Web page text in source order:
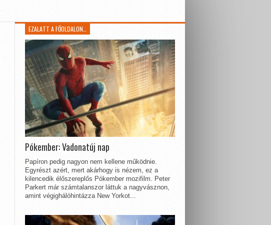
EZALATT A FŐOLDALON…
Pókember: Vadonatúj nap
Papíron pedig nagyon nem kellene működnie.
Egyrészt azért, mert akárhogy is nézem, ez a
kilencedik élőszereplős Pókember mozifilm. Peter
Parkert már számtalanszor láttuk a nagyvásznon,
amint végighálóhintázza New Yorkot...